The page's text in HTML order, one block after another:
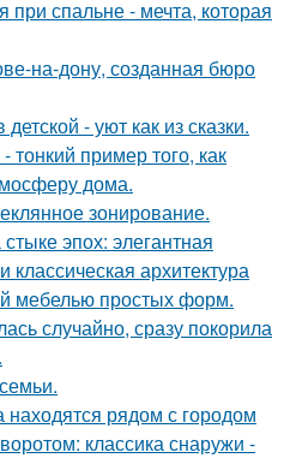
при спальне - мечта, которая
на-дону, созданная бюро
- уют как из сказки.
пример того, как
дома.
зонирование.
эпох: элегантная
архитектура
мебелью простых форм.
случайно, сразу покорила
рядом с городом
классика снаружи -